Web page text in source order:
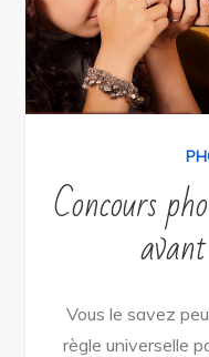
Concours
Vous le savez
règle universelle